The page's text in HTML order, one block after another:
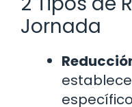
Jornada